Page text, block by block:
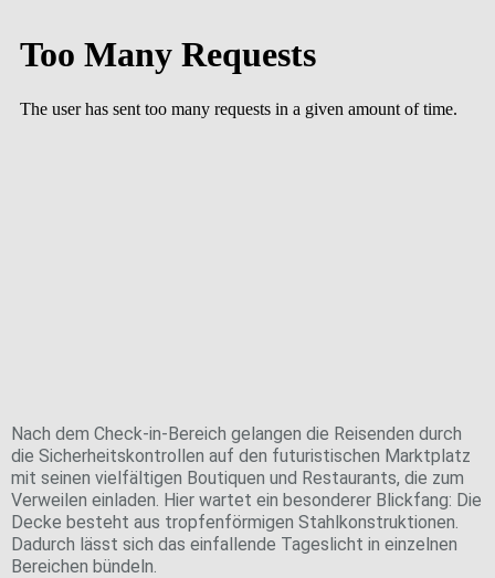
Nach dem Check-in-Bereich gelangen die Reisenden durch
die Sicherheitskontrollen auf den futuristischen Marktplatz
mit seinen vielfältigen Boutiquen und Restaurants, die zum
Verweilen einladen. Hier wartet ein besonderer Blickfang: Die
Decke besteht aus tropfenförmigen Stahlkonstruktionen.
Dadurch lässt sich das einfallende Tageslicht in einzelnen
Bereichen bündeln.